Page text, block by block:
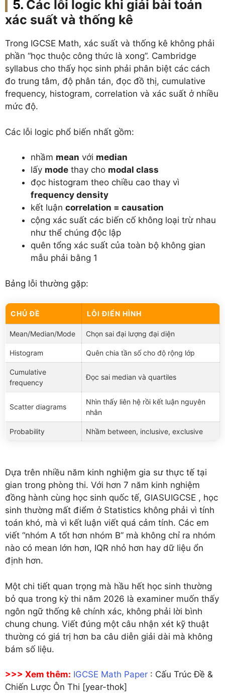
Các lỗi logic khi giải bài toán
xác suất và thống kê
Trong IGCSE Math, xác suất và thống kê không phải
phần “học thuộc công thức là xong”. Cambridge
syllabus cho thấy học sinh phải phân biệt các cách
đo trung tâm, độ phân tán, đọc đồ thị, cumulative
frequency, histogram, correlation và xác suất ở nhiều
mức độ.
Các lỗi logic phổ biến nhất gồm:
nhầm mean với median
lấy mode thay cho modal class
đọc histogram theo chiều cao thay vì
frequency density
kết luận correlation = causation
cộng xác suất các biến cố không loại trừ nhau
như thể chúng độc lập
quên tổng xác suất của toàn bộ không gian
mẫu phải bằng 1
Bảng lỗi thường gặp:
CHỦ ĐỀ LỖI ĐIỂN HÌNH
Mean/Median/Mode Chọn sai đại lượng đại diện
Histogram Quên chia tần số cho độ rộng lớp
Cumulative
frequency
Đọc sai median và quartiles
Scatter diagrams
Nhìn thấy liên hệ rồi kết luận nguyên
nhân
Probability Nhầm between, inclusive, exclusive
Dựa trên nhiều năm kinh nghiệm gia sư thực tế tại
gian trong phòng thi. Với hơn 7 năm kinh nghiệm
đồng hành cùng học sinh quốc tế, GIASUIGCSE , học
sinh thường mất điểm ở Statistics không phải vì tính
toán khó, mà vì kết luận viết quá cảm tính. Các em
viết “nhóm A tốt hơn nhóm B” mà không chỉ ra nhóm
nào có mean lớn hơn, IQR nhỏ hơn hay dữ liệu ổn
định hơn.
Một chi tiết quan trọng mà hầu hết học sinh thường
bỏ qua trong kỳ thi năm 2026 là examiner muốn thấy
ngôn ngữ thống kê chính xác, không phải lời bình
chung chung. Viết đúng một câu nhận xét kỹ thuật
thường có giá trị hơn ba câu diễn giải dài mà không
bám số liệu.
>>> Xem thêm: IGCSE Math Paper : Cấu Trúc Đề &
Chiến Lược Ôn Thi [year-thok]